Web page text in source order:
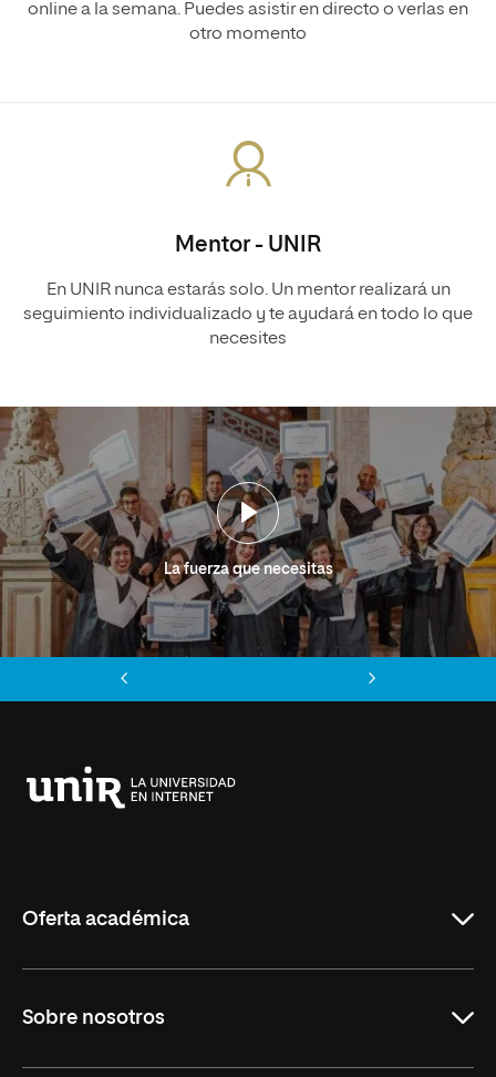
online a la semana. Puedes asistir en directo o verlas en
otro momento
Mentor - UNIR
En UNIR nunca estarás solo. Un mentor realizará un
seguimiento individualizado y te ayudará en todo lo que
necesites
La fuerza que necesitas
Oferta académica
Másteres Oficiales
Sobre nosotros